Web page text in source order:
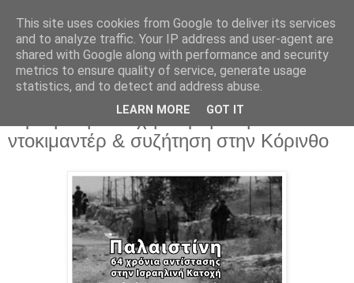
Parakato.gr
Παλαιστίνη: 64 χρόνια αντίστασης στην
Ισραηλινή Κατοχή - Προβολή
ντοκιμαντέρ & συζήτηση στην Κόρινθο
This site uses cookies from Google to deliver its services
and to analyze traffic. Your IP address and user-agent are
shared with Google along with performance and security
metrics to ensure quality of service, generate usage
statistics, and to detect and address abuse.
LEARN MORE GOT IT